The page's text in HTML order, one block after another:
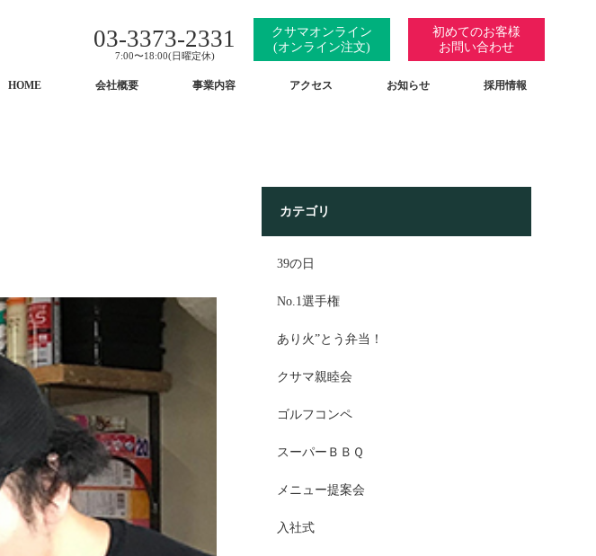
03-3373-2331
7:00〜18:00(日曜定休)
クサマオンライン
(オンライン注文)
初めてのお客様
お問い合わせ
HOME 会社概要 事業内容 アクセス お知らせ 採用情報
カテゴリ
39の日
No.1選手権
あり火”とう弁当！
クサマ親睦会
ゴルフコンペ
スーパーＢＢＱ
メニュー提案会
入社式